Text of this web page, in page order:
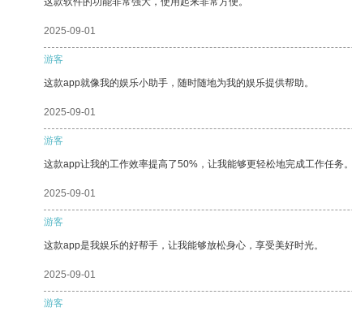
2025-09-01
游客
这款app就像我的娱乐小助手，随时随地为我的娱乐提供帮助。
2025-09-01
游客
这款app让我的工作效率提高了50%，让我能够更轻松地完成工作任务
2025-09-01
游客
这款app是我娱乐的好帮手，让我能够放松身心，享受美好时光。
2025-09-01
游客